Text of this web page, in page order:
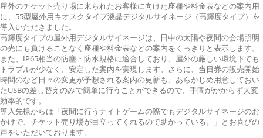
屋外のチケット売り場に来られたお客様に向けた座種や料金表などの案内用
に、55型屋外用キオスクタイプ液晶デジタルサイネージ（高輝度タイプ）を
導入いただきました。
高輝度タイプの屋外用デジタルサイネージは、日中の太陽や夜間の会場照明
の光にも負けることなく座種や料金表などの案内をくっきりと表示します。
また、IP65相当の防塵・防水規格に適合しており、屋外の厳しい環境下でも
トラブルが少なく、安定した案内を実現します。さらに、当日券の販売開始
時間のなど日々の変更が予想される案内の更新も、あらかじめ用意しておい
たUSBの差し替えのみで簡単に行うことができるので、手間がかからず大変
効率的です。
導入先様からは「夜間に行うナイトゲームの際でもデジタルサイネージのお
かけで、チケット売り場が目立ってくれるので助かっている。」とお喜びの
声をいただいております。